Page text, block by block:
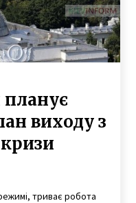
планує
виходу з
триває робота